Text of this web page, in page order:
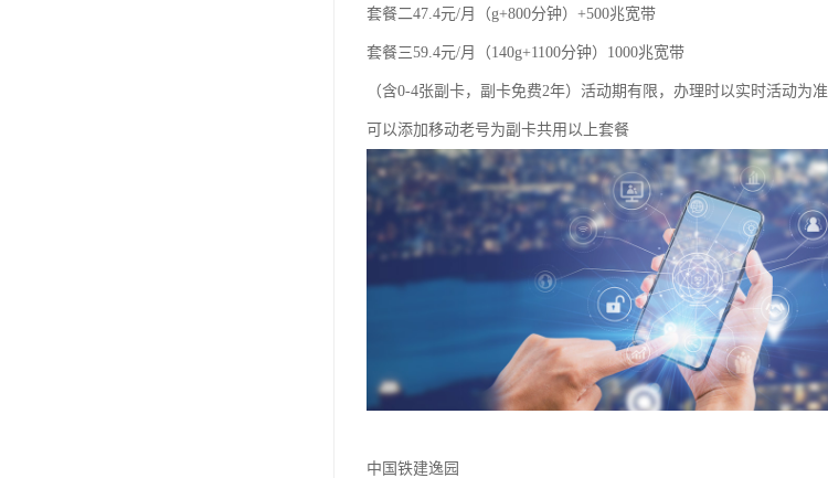
套餐二47.4元/月（g+800分钟）+500兆宽带
套餐三59.4元/月（140g+1100分钟）1000兆宽带
（含0-4张副卡，副卡免费2年）活动期有限，办理时以实时活动为准
可以添加移动老号为副卡共用以上套餐
中国铁建逸园